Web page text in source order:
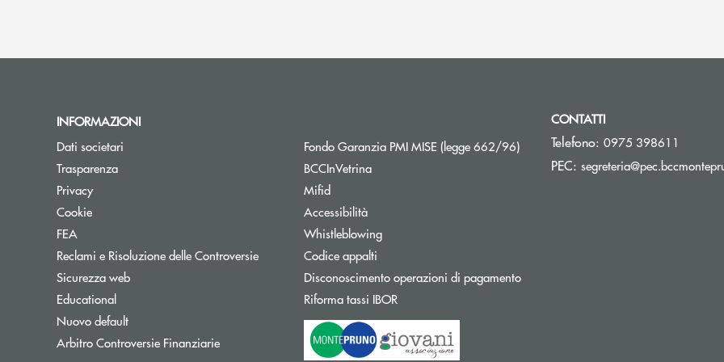
INFORMAZIONI
Dati societari
Trasparenza
Privacy
Cookie
FEA
Reclami e Risoluzione delle Controversie
Sicurezza web
Educational
Nuovo default
Arbitro Controversie FinanziarieApre una nuova finestra
Fondo Garanzia PMI MISE (legge 662/96)Apre una nuova finestra
BCCInVetrina
Mifid
Accessibilità
Whistleblowing
Codice appalti
Disconoscimento operazioni di pagamento
Riforma tassi IBORApre una nuova finestra
CONTATTI
Telefono: 0975 398611
PEC: